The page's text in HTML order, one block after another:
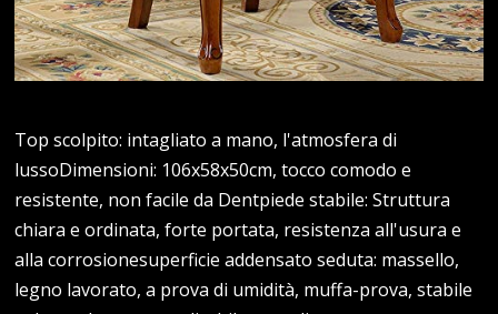
Top scolpito: intagliato a mano, l'atmosfera di
lussoDimensioni: 106x58x50cm, tocco comodo e
resistente, non facile da Dentpiede stabile: Struttura
chiara e ordinata, forte portata, resistenza all'usura e
alla corrosionesuperficie addensato seduta: massello,
legno lavorato, a prova di umidità, muffa-prova, stabile